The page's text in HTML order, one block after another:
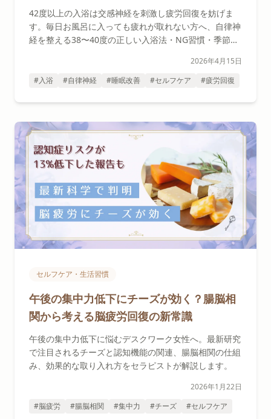
習慣
42度以上の入浴は交感神経を刺激し疲労回復を妨げま
す。毎日お風呂に入っても疲れが取れない方へ、自律神
経を整える38〜40度の正しい入浴法・NG習慣・季節別
2026年4月15日
#入浴
#自律神経 #睡眠改善 #セルフケア #疲労回復
セルフケア・生活習慣
午後の集中力低下にチーズが効く？腸脳相
関から考える脳疲労回復の新常識
午後の集中力低下に悩むデスクワーク女性へ。最新研究
で注目されるチーズと認知機能の関連、腸脳相関の仕組
み、効果的な取り入れ方をセラピストが解説します。
2026年1月22日
#脳疲労
#腸脳相関 #集中力 #チーズ #セルフケア